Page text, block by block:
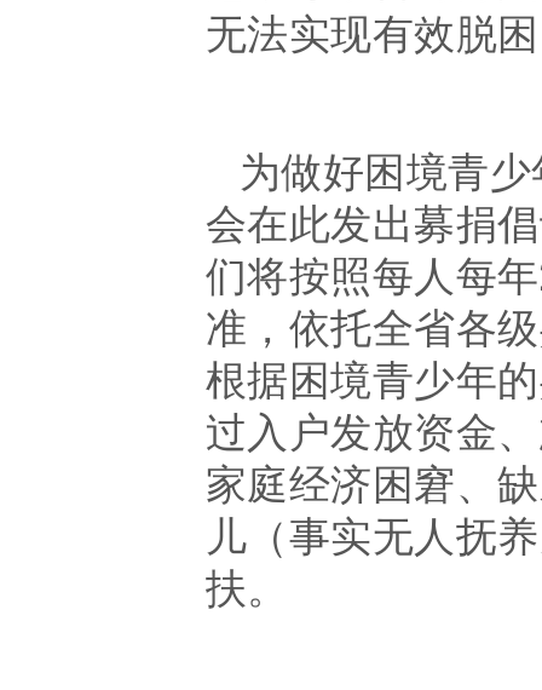
无法实现有效脱
为做好困境青
会在此发出募捐
们将按照每人每年
准，依托全省各
根据困境青少年
过入户发放资金
家庭经济困窘、
儿（事实无人抚
扶。